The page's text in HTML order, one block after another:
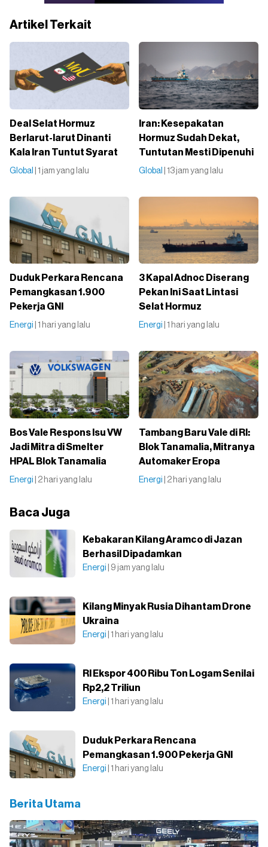
Artikel Terkait
Deal Selat Hormuz
Berlarut-larut Dinanti
Kala Iran Tuntut Syarat
Global | 1 jam yang lalu
Iran: Kesepakatan
Hormuz Sudah Dekat,
Tuntutan Mesti Dipenuhi
Global | 13 jam yang lalu
Duduk Perkara Rencana
Pemangkasan 1.900
Pekerja GNI
Energi | 1 hari yang lalu
3 Kapal Adnoc Diserang
Pekan Ini Saat Lintasi
Selat Hormuz
Energi | 1 hari yang lalu
Bos Vale Respons Isu VW
Jadi Mitra di Smelter
HPAL Blok Tanamalia
Energi | 2 hari yang lalu
Tambang Baru Vale di RI:
Blok Tanamalia, Mitranya
Automaker Eropa
Energi | 2 hari yang lalu
Baca Juga
Kebakaran Kilang Aramco di Jazan
Berhasil Dipadamkan
Energi | 9 jam yang lalu
Kilang Minyak Rusia Dihantam Drone
Ukraina
Energi | 1 hari yang lalu
RI Ekspor 400 Ribu Ton Logam Senilai
Rp2,2 Triliun
Energi | 1 hari yang lalu
Duduk Perkara Rencana
Pemangkasan 1.900 Pekerja GNI
Energi | 1 hari yang lalu
Berita Utama